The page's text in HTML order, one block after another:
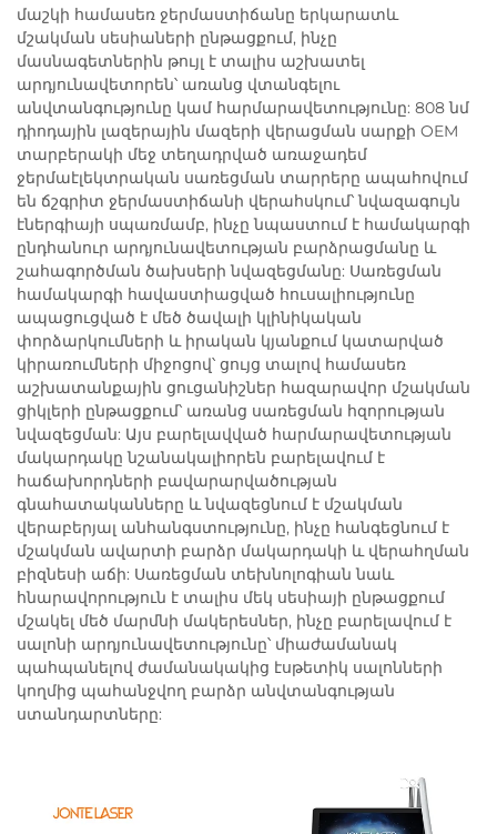
մաշկի համասեռ ջերմաստիճանը երկարատև
մշակման սեսիաների ընթացքում, ինչը
մասնագետներին թույլ է տալիս աշխատել
արդյունավետորեն՝ առանց վտանգելու
անվտանգությունը կամ հարմարավետությունը: 808 նմ
դիոդային լազերային մազերի վերացման սարքի OEM
տարբերակի մեջ տեղադրված առաջադեմ
ջերմաէլեկտրական սառեցման տարրերը ապահովում
են ճշգրիտ ջերմաստիճանի վերահսկում՝ նվազագույն
էներգիայի սպառմամբ, ինչը նպաստում է համակարգի
ընդհանուր արդյունավետության բարձրացմանը և
շահագործման ծախսերի նվազեցմանը: Սառեցման
համակարգի հավաստիացված հուսալիությունը
ապացուցված է մեծ ծավալի կլինիկական
փորձարկումների և իրական կյանքում կատարված
կիրառումների միջոցով՝ ցույց տալով համասեռ
աշխատանքային ցուցանիշներ հազարավոր մշակման
ցիկլերի ընթացքում՝ առանց սառեցման հզորության
նվազեցման: Այս բարելավված հարմարավետության
մակարդակը նշանակալիորեն բարելավում է
հաճախորդների բավարարվածության
գնահատականները և նվազեցնում է մշակման
վերաբերյալ անհանգստությունը, ինչը հանգեցնում է
մշակման ավարտի բարձր մակարդակի և վերահղման
բիզնեսի աճի: Սառեցման տեխնոլոգիան նաև
հնարավորություն է տալիս մեկ սեսիայի ընթացքում
մշակել մեծ մարմնի մակերեսներ, ինչը բարելավում է
սալոնի արդյունավետությունը՝ միաժամանակ
պահպանելով ժամանակակից էսթետիկ սալոնների
կողմից պահանջվող բարձր անվտանգության
ստանդարտները: